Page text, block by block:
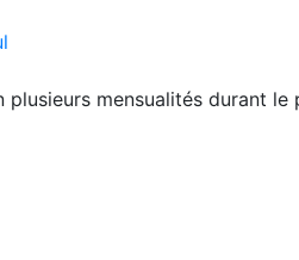
plusieurs mensualités durant le